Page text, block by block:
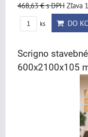
468,63 €s DPH Zľava
ks DO
Scrigno
600x2100x105